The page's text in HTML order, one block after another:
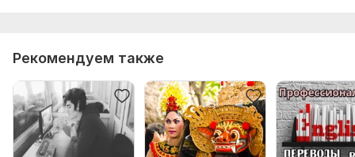
Рекомендуем также